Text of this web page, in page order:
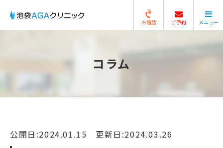
お電話 ご予約 メニュー
閉じる
コラム
公開日:2024.01.15 更新日:2024.03.26